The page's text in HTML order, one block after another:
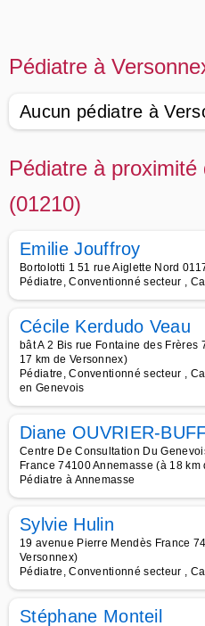
Pédiatre à
Aucun pédiatre à
Pédiatre à proximité
(01210)
Emilie Jouffroy
Bortolotti 1 51 rue Aiglette Nord
Pédiatre, Conventionné secteur ,
Cécile Kerdudo Veau
bât A 2 Bis rue Fontaine des
17 km de Versonnex)
Pédiatre, Conventionné secteur ,
en Genevois
Diane OUVRIER-
Centre De Consultation Du
France 74100 Annemasse (à 18 km
Pédiatre à Annemasse
Sylvie Hulin
19 avenue Pierre Mendès France
Versonnex)
Pédiatre, Conventionné secteur ,
Stéphane Monteil